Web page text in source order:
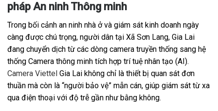
pháp An ninh Thông minh
Trong bối cảnh an ninh nhà ở và giám sát kinh doanh ngày
càng được chú trọng, người dân tại Xã Sơn Lang, Gia Lai
đang chuyển dịch từ các dòng camera truyền thống sang hệ
thống Camera thông minh tích hợp trí tuệ nhân tạo (AI).
Camera Viettel Gia Lai không chỉ là thiết bị quan sát đơn
thuần mà còn là “người bảo vệ” mẫn cán, giúp giám sát từ xa
qua điện thoại với độ trễ gần như bằng không.